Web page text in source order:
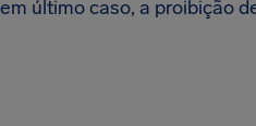
em último caso, a proibição